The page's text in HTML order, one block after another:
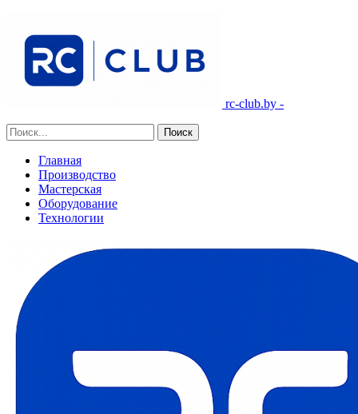
rc-club.by -
Главная
Производство
Мастерская
Оборудование
Технологии